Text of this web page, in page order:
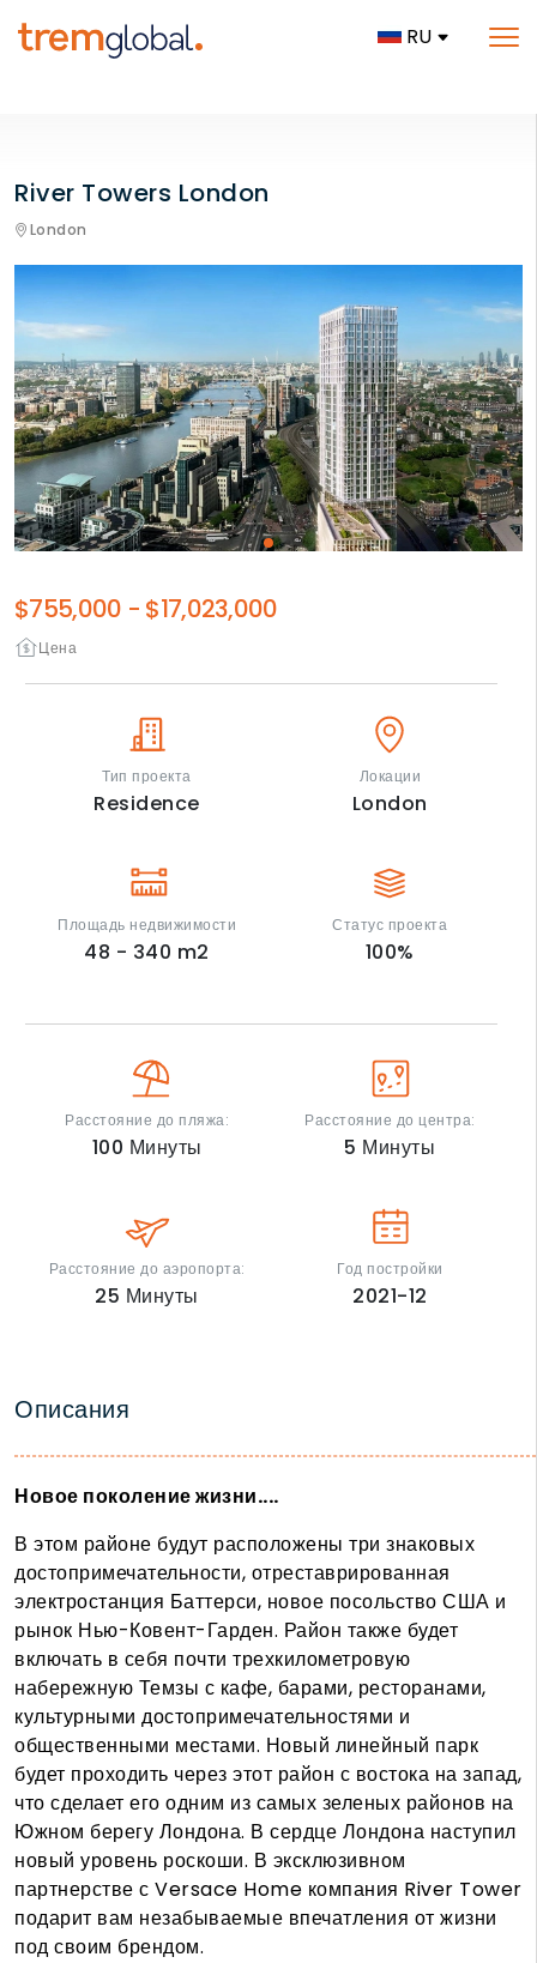
RU
River Towers London
London
Цена
$755,000 - $17,023,000
Тип проекта
Residence
Локации
London
Площадь недвижимости
48 - 340 m2
Статус проекта
100%
Расстояние до пляжа:
100 Минуты
Расстояние до центра:
5 Минуты
Расстояние до аэропорта:
25 Минуты
Год постройки
2021-12
Описания
Новое поколение жизни....
В этом районе будут расположены три знаковых
достопримечательности, отреставрированная
электростанция Баттерси, новое посольство США и
рынок Нью-Ковент-Гарден. Район также будет
включать в себя почти трехкилометровую
набережную Темзы с кафе, барами, ресторанами,
культурными достопримечательностями и
общественными местами. Новый линейный парк
будет проходить через этот район с востока на запад,
что сделает его одним из самых зеленых районов на
Южном берегу Лондона. В сердце Лондона наступил
новый уровень роскоши. В эксклюзивном
партнерстве с Versace Home компания River Tower
подарит вам незабываемые впечатления от жизни
под своим брендом.